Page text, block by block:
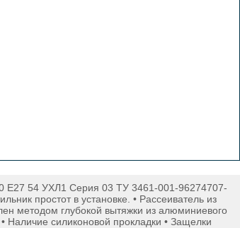
E27 54 УХЛ1 Серия 03 ТУ 3461-001-96274707-
простот в установке. • Рассеиватель из
методом глубокой вытяжки из алюминиевого
Наличие силиконовой прокладки • Защелки